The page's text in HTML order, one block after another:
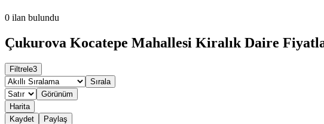
0 ilan bulundu
Çukurova Kocatepe Mahallesi Kiralık Daire
Filtrele3
Sırala
Görünüm
Harita
Kaydet
Paylaş